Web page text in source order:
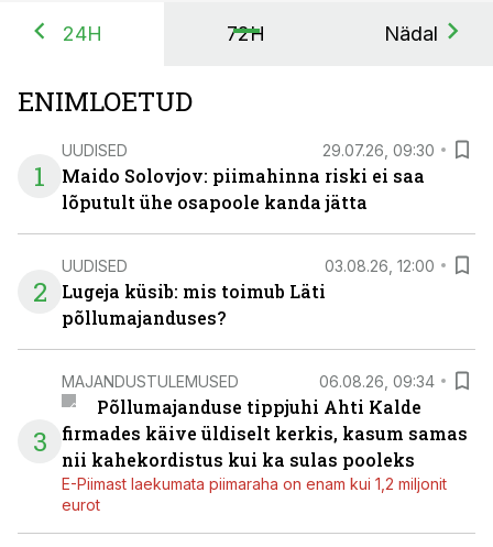
24H 72H Nädal
ENIMLOETUD
1
UUDISED 29.07.26, 09:30
Maido Solovjov: piimahinna riski ei saa
lõputult ühe osapoole kanda jätta
2
UUDISED 03.08.26, 12:00
Lugeja küsib: mis toimub Läti
põllumajanduses?
3
MAJANDUSTULEMUSED 06.08.26, 09:34
Põllumajanduse tippjuhi Ahti Kalde
firmades käive üldiselt kerkis, kasum samas
nii kahekordistus kui ka sulas pooleks
E-Piimast laekumata piimaraha on enam kui 1,2 miljonit
eurot